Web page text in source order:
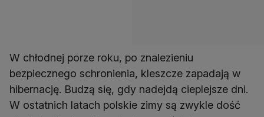
W chłodnej porze roku, po znalezieniu
bezpiecznego schronienia, kleszcze zapadają w
hibernację. Budzą się, gdy nadejdą cieplejsze dni.
W ostatnich latach polskie zimy są zwykle dość